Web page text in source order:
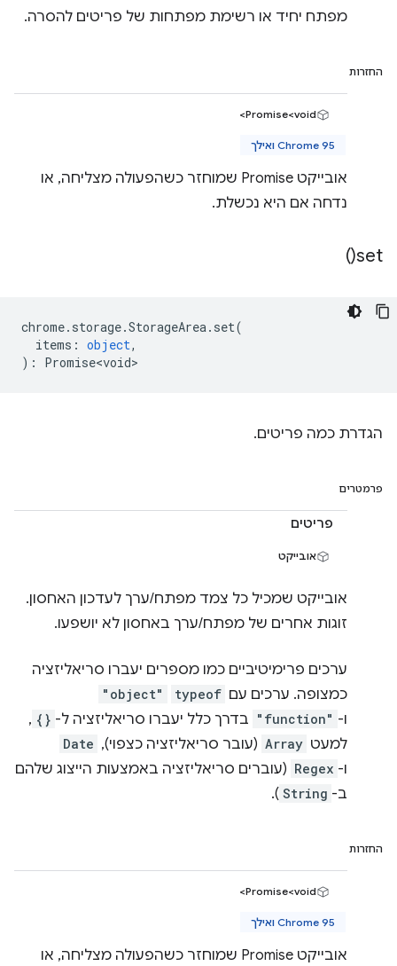
מפתח יחיד או רשימת מפתחות של פריטים להסרה.
החזרות
Promise<void>
Chrome 95 ואילך
אובייקט Promise שמוחזר כשהפעולה מצליחה, או
נדחה אם היא נכשלת.
set(
)
chrome. storage.StorageArea. set(
items : object,
) : Promise<void>
הגדרת כמה פריטים.
פרמטרים
פריטים
אובייקט
אובייקט שמכיל כל צמד מפתח/ערך לעדכון האחסון.
זוגות אחרים של מפתח/ערך באחסון לא יושפעו.
ערכים פרימיטיביים כמו מספרים יעברו סריאליזציה
כמצופה. ערכים עם typeof
"object"
ו- "function" בדרך כלל יעברו סריאליזציה ל- {}
,
למעט Array (עובר סריאליזציה כצפוי), Date
ו- Regex (עוברים סריאליזציה באמצעות הייצוג שלהם
ב- String
).
החזרות
Promise<void>
Chrome 95 ואילך
אובייקט Promise שמוחזר כשהפעולה מצליחה, או